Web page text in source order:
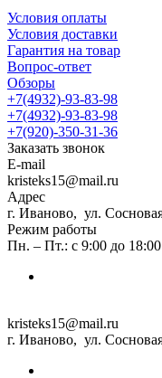
Условия оплаты
Условия доставки
Гарантия на товар
Вопрос-ответ
Обзоры
+7(4932)-93-83-98
+7(4932)-93-83-98
+7(920)-350-31-36
Заказать звонок
E-mail
kristeks15@mail.ru
Адрес
г. Иваново, ул.
Режим работы
Пн. – Пт.: с 9:00 до 18:00
kristeks15@mail.ru
г. Иваново, ул.